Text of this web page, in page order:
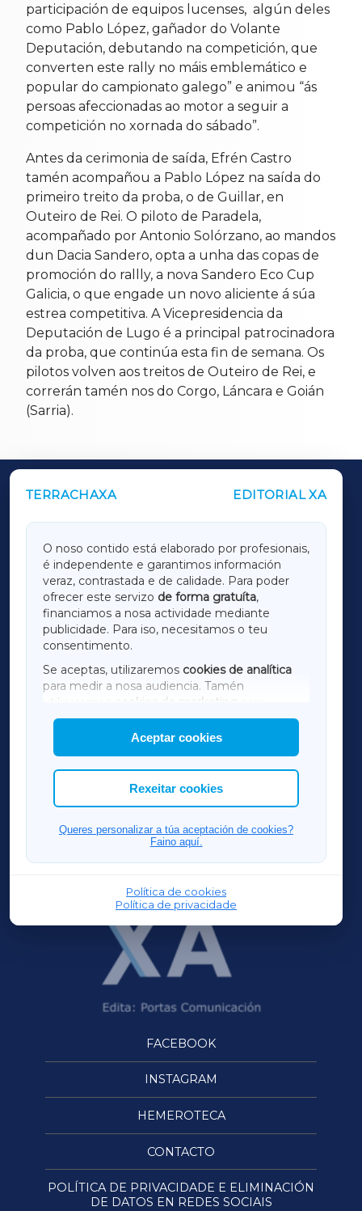
participación de equipos lucenses, algún deles
como Pablo López, gañador do Volante
Deputación, debutando na competición, que
converten este rally no máis emblemático e
popular do campionato galego” e animou “ás
persoas afeccionadas ao motor a seguir a
competición no xornada do sábado”.
Antes da cerimonia de saída, Efrén Castro
tamén acompañou a Pablo López na saída do
primeiro treito da proba, o de Guillar, en
Outeiro de Rei. O piloto de Paradela,
acompañado por Antonio Solórzano, ao mandos
dun Dacia Sandero, opta a unha das copas de
promoción do rallly, a nova Sandero Eco Cup
Galicia, o que engade un novo aliciente á súa
estrea competitiva. A Vicepresidencia da
Deputación de Lugo é a principal patrocinadora
da proba, que continúa esta fin de semana. Os
pilotos volven aos treitos de Outeiro de Rei, e
correrán tamén nos do Corgo, Láncara e Goián
(Sarria).
TERRACHAXA EDITORIAL XA
O noso contido está elaborado por profesionais,
é independente e garantimos información
veraz, contrastada e de calidade. Para poder
ofrecer este servizo de forma gratuíta,
financiamos a nosa actividade mediante
publicidade. Para iso, necesitamos o teu
consentimento.
Se aceptas, utilizaremos cookies de analítica
para medir a nosa audiencia. Tamén
utilizaremos
cookies de marketing
mostrar publicidade de terceiros.
Así mesmo, podes personalizar a elección das
cookies que desexas permitir.
Aceptar cookies
Rexeitar cookies
Queres personalizar a túa aceptación de cookies?
Faino aquí.
Política de cookies
Política de privacidade
OUTROS PERIÓDICOS
LUGOXA
TERRACHAXA
AMARIÑAXA
RIBEIRASACRAXA
ACORUÑAXA
FERROLXA
OURENSEXA
FACEBOOK
INSTAGRAM
HEMEROTECA
CONTACTO
POLÍTICA DE PRIVACIDADE E ELIMINACIÓN
DE DATOS EN REDES SOCIAIS